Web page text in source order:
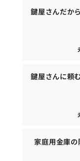
鍵屋さんだか
鍵屋さんに頼
家庭用金庫